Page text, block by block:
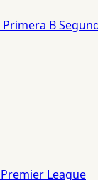
Primera B
Premier League